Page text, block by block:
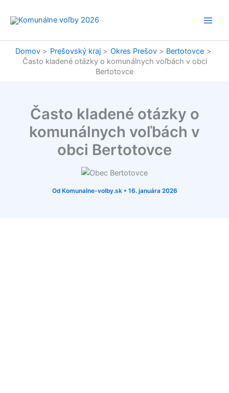
Domov Prešovský kraj Okres Prešov
Bertotovce
Často kladené otázky o komunálnych voľbách v obci
Bertotovce
Často kladené otázky o
komunálnych voľbách v
obci Bertotovce
Od Komunalne-volby.sk • 16. januára 2026